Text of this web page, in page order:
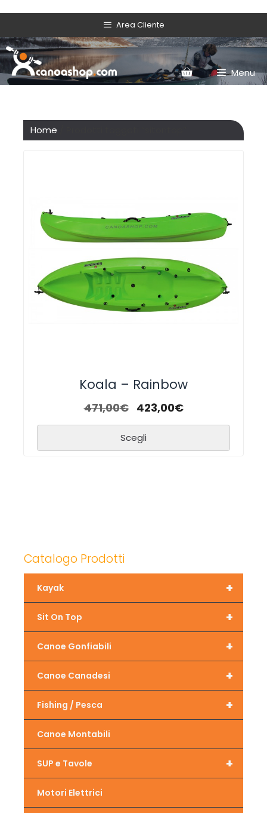
Area Cliente
Menu
Home
Koala – Rainbow
471,00€ 423,00€
Scegli
Catalogo Prodotti
+
Kayak
+
Sit On Top
+
Canoe Gonfiabili
+
Canoe Canadesi
+
Fishing / Pesca
Canoe Montabili
+
SUP e Tavole
Motori Elettrici